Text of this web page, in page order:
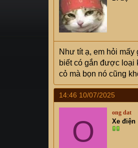
s
t
a
e
r
i
Như tít ạ, em hỏi mấy
biết có gắn được loại
cỏ mà bọn nó cũng
14:46 10/07/2025
O
ong dat
Xe điện